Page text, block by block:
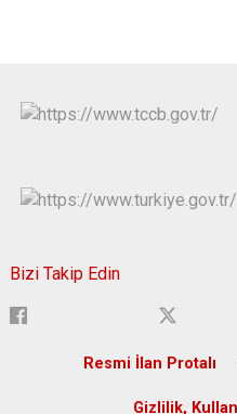
Bizi Takip Edin
Resmi İlan Protalı
Gizlilik,